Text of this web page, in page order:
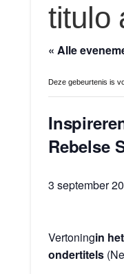
titulo
« Alle
Deze gebeurtenis is
Rebelse
3 september
Vertoningin
ondertitels